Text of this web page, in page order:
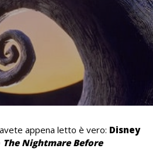
appena letto è vero: Disney
The Nightmare Before